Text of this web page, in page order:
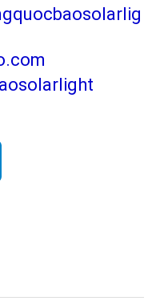
300w
500w , tấm pin lớn
sân vườnđộ sáng
1000w
năm